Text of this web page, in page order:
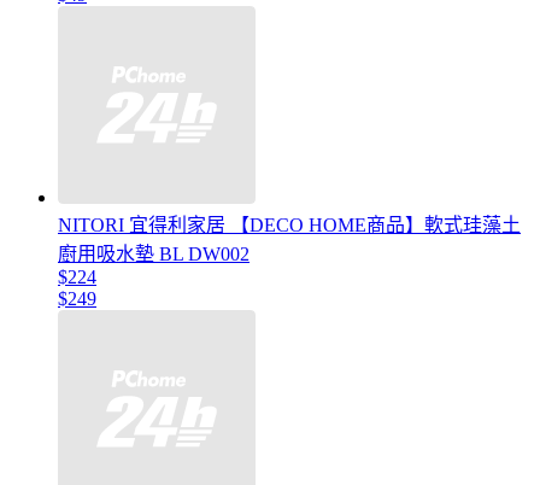
NITORI 宜得利家居 【DECO HOME商品】軟式珪藻土
廚用吸水墊 BL DW002
$224
$249